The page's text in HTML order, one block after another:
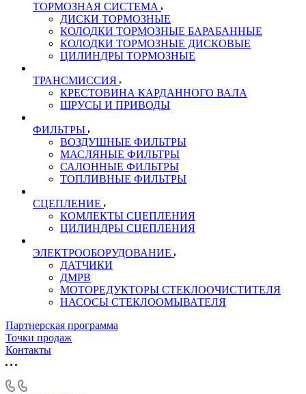
ТОРМОЗНАЯ СИСТЕМА
ДИСКИ ТОРМОЗНЫЕ
КОЛОДКИ ТОРМОЗНЫЕ БАРАБАННЫЕ
КОЛОДКИ ТОРМОЗНЫЕ ДИСКОВЫЕ
ЦИЛИНДРЫ ТОРМОЗНЫЕ
ТРАНСМИССИЯ
КРЕСТОВИНА КАРДАННОГО ВАЛА
ШРУСЫ И ПРИВОДЫ
ФИЛЬТРЫ
ВОЗДУШНЫЕ ФИЛЬТРЫ
МАСЛЯНЫЕ ФИЛЬТРЫ
САЛОННЫЕ ФИЛЬТРЫ
ТОПЛИВНЫЕ ФИЛЬТРЫ
СЦЕПЛЕНИЕ
КОМЛЕКТЫ СЦЕПЛЕНИЯ
ЦИЛИНДРЫ СЦЕПЛЕНИЯ
ЭЛЕКТРООБОРУДОВАНИЕ
ДАТЧИКИ
ДМРВ
МОТОРЕДУКТОРЫ СТЕКЛООЧИСТИТЕЛЯ
НАСОСЫ СТЕКЛООМЫВАТЕЛЯ
Партнерская программа
Точки продаж
Контакты